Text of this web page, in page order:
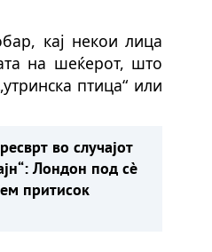
кај некои лица
на шеќерот, што
птица“ или
во случајот
Лондон под сè
притисок